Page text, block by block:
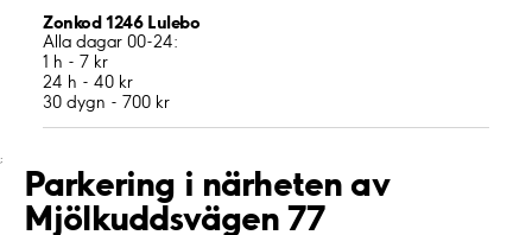
Zonkod 1246 Lulebo
Alla dagar 00-24:
1 h - 7 kr
24 h - 40 kr
30 dygn - 700 kr
;
Parkering i närheten av
Mjölkuddsvägen 77